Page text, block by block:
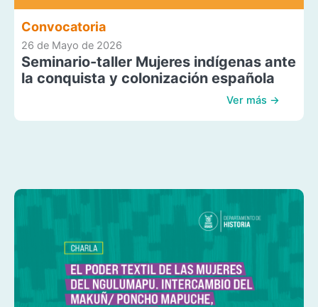
Convocatoria
26 de Mayo de 2026
Seminario-taller Mujeres indígenas ante
la conquista y colonización española
Ver más →